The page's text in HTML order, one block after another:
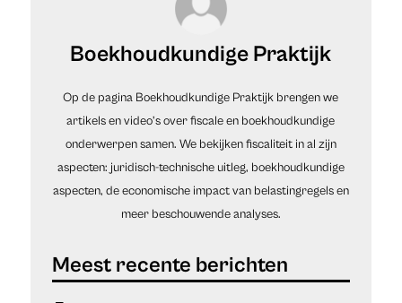
Boekhoudkundige Praktijk
Op de pagina Boekhoudkundige Praktijk brengen we
artikels en video’s over fiscale en boekhoudkundige
onderwerpen samen. We bekijken fiscaliteit in al zijn
aspecten: juridisch-technische uitleg, boekhoudkundige
aspecten, de economische impact van belastingregels en
meer beschouwende analyses.